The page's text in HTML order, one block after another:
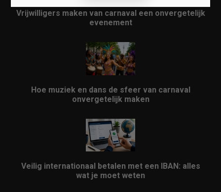
Vrijwilligers maken van carnaval een onvergetelijk
evenement
Hoe muziek en dans de sfeer van carnaval
onvergetelijk maken
Veilig internationaal betalen met een IBAN: alles
wat je moet weten